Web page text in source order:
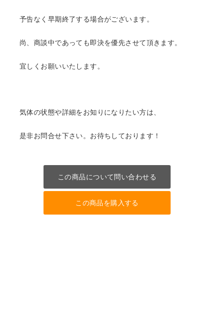
予告なく早期終了する場合がございます。
尚、商談中であっても即決を優先させて頂きます。
宜しくお願いいたします。
気体の状態や詳細をお知りになりたい方は、
是非お問合せ下さい。お待ちしております！
この商品について問い合わせる
この商品を購入する